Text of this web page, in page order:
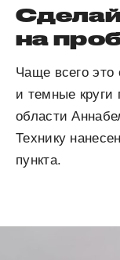
на
Чаще всего это
и темные
области
Технику
пункта.